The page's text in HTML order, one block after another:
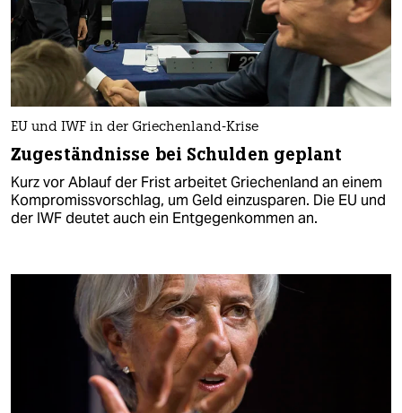
EU und IWF in der Griechenland-Krise
Zugeständnisse bei Schulden geplant
Kurz vor Ablauf der Frist arbeitet Griechenland an einem
Kompromissvorschlag, um Geld einzusparen. Die EU und
der IWF deutet auch ein Entgegenkommen an.